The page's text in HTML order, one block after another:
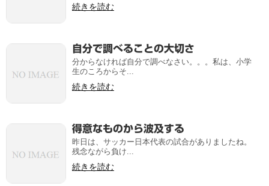
続きを読む
自分で調べることの大切さ
分からなければ自分で調べなさい。。。私は、小学
生のころからそ...
続きを読む
得意なものから波及する
昨日は、サッカー日本代表の試合がありましたね。
残念ながら負け...
続きを読む